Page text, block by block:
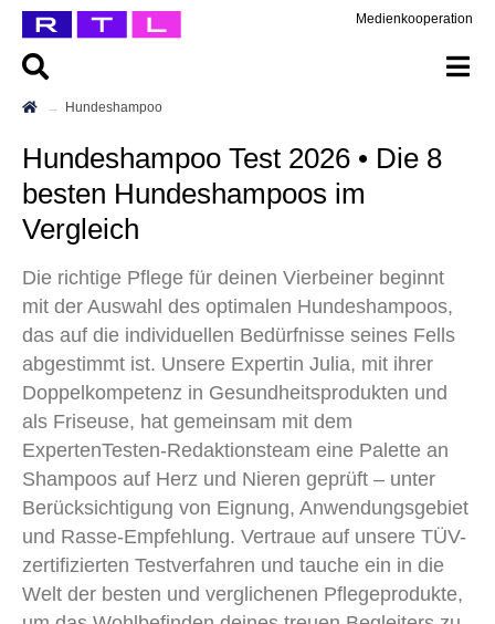
Medienkooperation
Hundeshampoo
Hundeshampoo Test 2026 • Die 8
besten Hundeshampoos im
Vergleich
Die richtige Pflege für deinen Vierbeiner beginnt
mit der Auswahl des optimalen Hundeshampoos,
das auf die individuellen Bedürfnisse seines Fells
abgestimmt ist. Unsere Expertin Julia, mit ihrer
Doppelkompetenz in Gesundheitsprodukten und
als Friseuse, hat gemeinsam mit dem
ExpertenTesten-Redaktionsteam eine Palette an
Shampoos auf Herz und Nieren geprüft – unter
Berücksichtigung von Eignung, Anwendungsgebiet
und Rasse-Empfehlung. Vertraue auf unsere TÜV-
zertifizierten Testverfahren und tauche ein in die
Welt der besten und verglichenen Pflegeprodukte,